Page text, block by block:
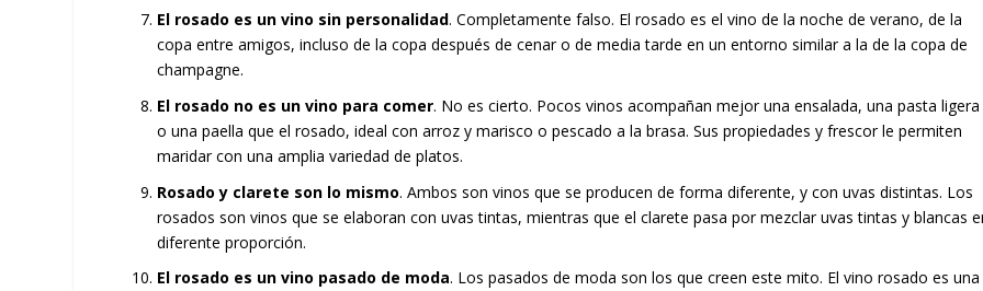
El rosado es un vino sin personalidad. Completamente falso. El rosado es el vino de la noche de verano, de la
copa entre amigos, incluso de la copa después de cenar o de media tarde en un entorno similar a la de la copa de
champagne.
El rosado no es un vino para comer. No es cierto. Pocos vinos acompañan mejor una ensalada, una pasta ligera
o una paella que el rosado, ideal con arroz y marisco o pescado a la brasa. Sus propiedades y frescor le permiten
maridar con una amplia variedad de platos.
Rosado y clarete son lo mismo. Ambos son vinos que se producen de forma diferente, y con uvas distintas. Los
rosados son vinos que se elaboran con uvas tintas, mientras que el clarete pasa por mezclar uvas tintas y blancas
diferente proporción.
El rosado es un vino pasado de moda. Los pasados de moda son los que creen este mito. El vino rosado es una